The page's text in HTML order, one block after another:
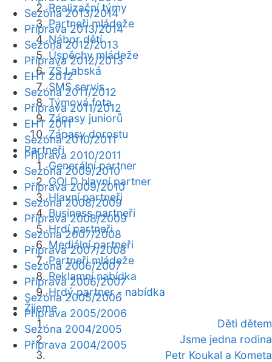
Realizační týmy
Partneři mládeže
Nábor dětí
Úspěchy mládeže
ZŠ Labská
SMS servis
Týmová fota
Zápasy juniorů
Zápasy dorostu
Partneři
Generální partner
GOLD hlavní partner
Hlavní partneři
Business partneři
Hrdí partneři
Mediální partneři
Partneři mládeže
Reklamní nabídka
Hrdý partner - nabídka
Žijeme
Děti dětem
Jsme jedna rodina
Petr Koukal a Kometa
Sezóna 2013/2014
Příprava 2013/2014
Sezóna 2012/2013
Příprava 2012/2013
EHT 2012
Sezóna 2011/2012
Příprava 2011/2012
EHT 2011
Sezóna 2010/2011
Příprava 2010/2011
Sezóna 2009/2010
Příprava 2009/2010
Sezóna 2008/2009
Příprava 2008/2009
Sezóna 2007/2008
Příprava 2007/2008
Sezóna 2006/2007
Příprava 2006/2007
Sezóna 2005/2006
Příprava 2005/2006
Sezóna 2004/2005
Příprava 2004/2005